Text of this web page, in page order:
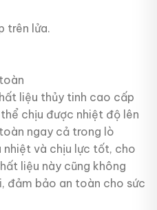
trên lửa.
liệu thủy tinh cao cấp
chịu được nhiệt độ lên
ngay cả trong lò
nhiệt và chịu lực tốt, cho
liệu này cũng không
đảm bảo an toàn cho sức